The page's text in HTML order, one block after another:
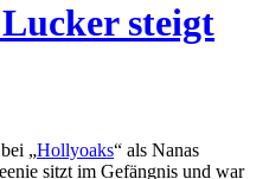
steigt
„Hollyoaks“ als Nanas
sitzt im Gefängnis und war